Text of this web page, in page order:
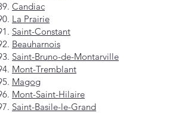
Candiac
La Prairie
Saint-Constant
Beauharnois
Saint-Bruno-de-Montarville
Mont-Tremblant
Magog
Mont-Saint-Hilaire
Saint-Basile-le-Grand